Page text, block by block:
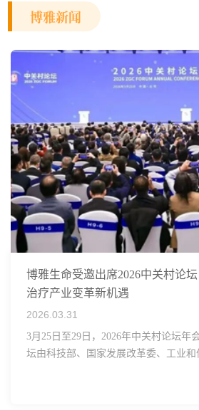
博雅新闻
博雅生命受邀出席2026中关村论
治疗产业变革新机遇
2026.03.31
3月25日至29日，2026年中关村论坛年
坛由科技部、国家发展改革委、工业和